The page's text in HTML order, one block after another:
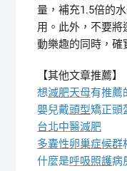
量，補充1.5倍的
用。此外，不要
動樂趣的同時，確
【其他文章推薦】
想減肥天母有推薦
嬰兒戴頭型矯正頭
台北中醫減肥
多囊性卵巢症候群
什麼是呼吸照護病